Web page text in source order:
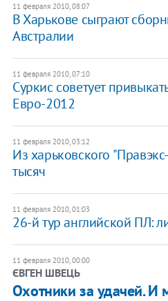
11 февраля 2010, 08:07
В Харькове сыграют
Австралии
11 февраля 2010, 07:10
Суркис советует
Евро-2012
11 февраля 2010, 03:12
Из харьковского
тысяч
11 февраля 2010, 01:03
26-й тур английской ПЛ:
11 февраля 2010, 00:00
ЄВГЕН ШВЕЦЬ
Охотники за удачей. И